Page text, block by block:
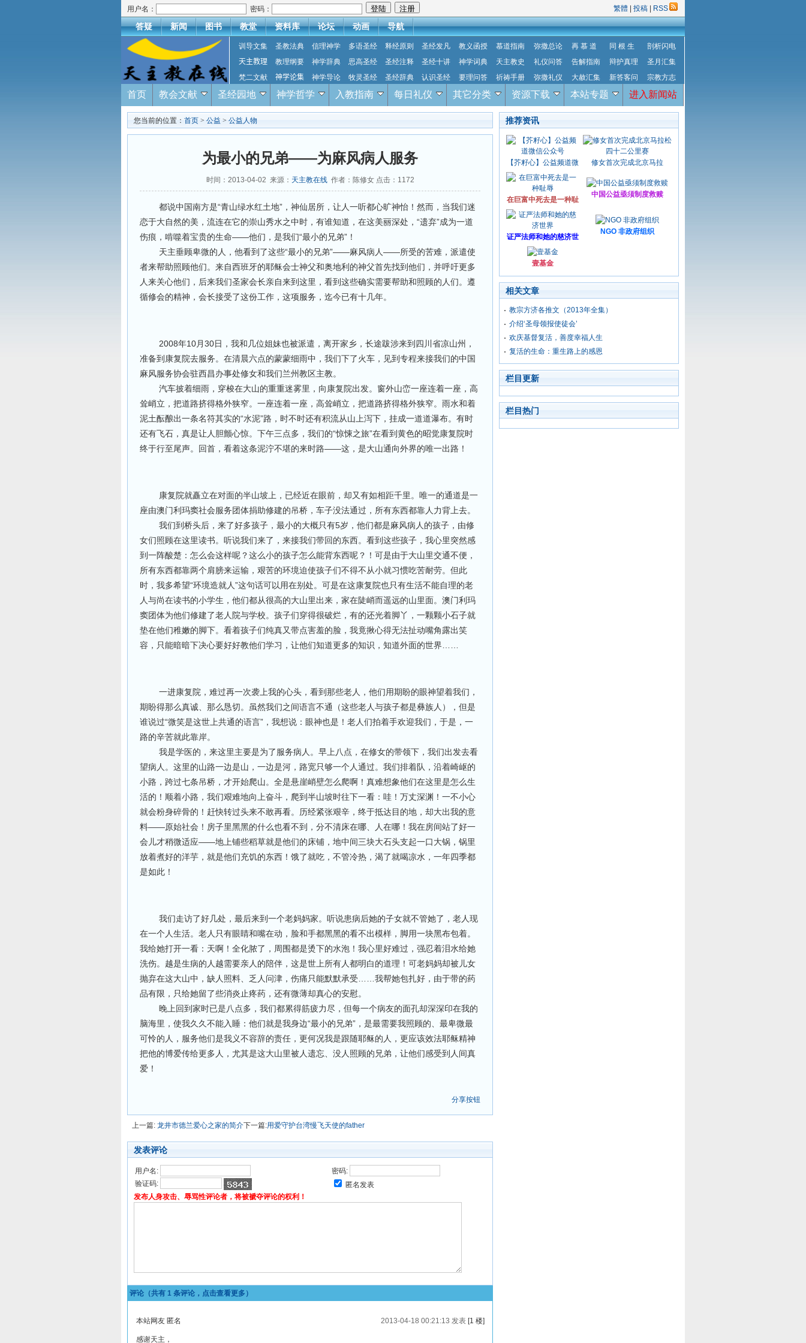
用户名： 密码： 繁體 投稿 RSS
答疑 新闻 图书 教堂 资料库 论坛 动画 导航
训导文集 圣教法典 信理神学 多语圣经 释经原则 圣经发凡 教义函授 慕道指南 弥撒总论 再 慕 道 同 根 生
剖析闪电
天主教理
教理纲要 神学辞典 思高圣经 圣经注释 圣经十讲 神学词典 天主教史 礼仪问答 告解指南 辩护真理
圣月汇集
梵二文献
神学论集 神学导论 牧灵圣经 圣经辞典 认识圣经 要理问答 祈祷手册 弥撒礼仪 大赦汇集 新答客问 宗教方志
首页 教会文献 圣经园地 神学哲学 入教指南 每日礼仪 其它分类 资源下载 本站专题 进入新闻站
您当前的位置： 首页 > 公益 > 公益人物
为最小的兄弟——为麻风病人服务
时间：2013-04-02 来源： 天主教在线作者：陈修女 点击： 1172
都说中国南方是“青山绿水红土地”，神仙居所，让人一听都心旷神怡！然而，当我们迷
恋于大自然的美，流连在它的崇山秀水之中时，有谁知道，在这美丽深处，“遗弃”成为一道
伤痕，啃噬着宝贵的生命——他们，是我们“最小的兄弟”！
天主垂顾卑微的人，他看到了这些“最小的兄弟”——麻风病人——所受的苦难，派遣使
者来帮助照顾他们。来自西班牙的耶稣会士神父和奥地利的神父首先找到他们，并呼吁更多
人来关心他们，后来我们圣家会长亲自来到这里，看到这些确实需要帮助和照顾的人们。遵
循修会的精神，会长接受了这份工作，这项服务，迄今已有十几年。
2008年10月30日，我和几位姐妹也被派遣，离开家乡，长途跋涉来到四川省凉山州，
准备到康复院去服务。在清晨六点的蒙蒙细雨中，我们下了火车，见到专程来接我们的中国
麻风服务协会驻西昌办事处修女和我们兰州教区主教。
汽车披着细雨，穿梭在大山的重重迷雾里，向康复院出发。窗外山峦一座连着一座，高
耸峭立，把道路挤得格外狭窄。一座连着一座，高耸峭立，把道路挤得格外狭窄。雨水和着
泥土酝酿出一条名符其实的“水泥”路，时不时还有积流从山上泻下，挂成一道道瀑布。有时
还有飞石，真是让人胆颤心惊。下午三点多，我们的“惊悚之旅”在看到黄色的昭觉康复院时
终于行至尾声。回首，看着这条泥泞不堪的来时路——这，是大山通向外界的唯一出路！
康复院就矗立在对面的半山坡上，已经近在眼前，却又有如相距千里。唯一的通道是一
座由澳门利玛窦社会服务团体捐助修建的吊桥，车子没法通过，所有东西都靠人力背上去。
我们到桥头后，来了好多孩子，最小的大概只有5岁，他们都是麻风病人的孩子，由修
女们照顾在这里读书。听说我们来了，来接我们带回的东西。看到这些孩子，我心里突然感
到一阵酸楚：怎么会这样呢？这么小的孩子怎么能背东西呢？！可是由于大山里交通不便，
所有东西都靠两个肩膀来运输，艰苦的环境迫使孩子们不得不从小就习惯吃苦耐劳。但此
时，我多希望“环境造就人”这句话可以用在别处。可是在这康复院也只有生活不能自理的老
人与尚在读书的小学生，他们都从很高的大山里出来，家在陡峭而遥远的山里面。澳门利玛
窦团体为他们修建了老人院与学校。孩子们穿得很破烂，有的还光着脚丫，一颗颗小石子就
垫在他们稚嫩的脚下。看着孩子们纯真又带点害羞的脸，我竟揪心得无法扯动嘴角露出笑
容，只能暗暗下决心要好好教他们学习，让他们知道更多的知识，知道外面的世界……
一进康复院，难过再一次袭上我的心头，看到那些老人，他们用期盼的眼神望着我们，
期盼得那么真诚、那么恳切。虽然我们之间语言不通（这些老人与孩子都是彝族人），但是
谁说过“微笑是这世上共通的语言”，我想说：眼神也是！老人们拍着手欢迎我们，于是，一
路的辛苦就此靠岸。
我是学医的，来这里主要是为了服务病人。早上八点，在修女的带领下，我们出发去看
望病人。这里的山路一边是山，一边是河，路宽只够一个人通过。我们排着队，沿着崎岖的
小路，跨过七条吊桥，才开始爬山。全是悬崖峭壁怎么爬啊！真难想象他们在这里是怎么生
活的！顺着小路，我们艰难地向上奋斗，爬到半山坡时往下一看：哇！万丈深渊！一不小心
就会粉身碎骨的！赶快转过头来不敢再看。历经紧张艰辛，终于抵达目的地，却大出我的意
料——原始社会！房子里黑黑的什么也看不到，分不清床在哪、人在哪！我在房间站了好一
会儿才稍微适应——地上铺些稻草就是他们的床铺，地中间三块大石头支起一口大锅，锅里
放着煮好的洋芋，就是他们充饥的东西！饿了就吃，不管冷热，渴了就喝凉水，一年四季都
是如此！
我们走访了好几处，最后来到一个老妈妈家。听说患病后她的子女就不管她了，老人现
在一个人生活。老人只有眼睛和嘴在动，脸和手都黑黑的看不出模样，脚用一块黑布包着。
我给她打开一看：天啊！全化脓了，周围都是烫下的水泡！我心里好难过，强忍着泪水给她
洗伤。越是生病的人越需要亲人的陪伴，这是世上所有人都明白的道理！可老妈妈却被儿女
抛弃在这大山中，缺人照料、乏人问津，伤痛只能默默承受……我帮她包扎好，由于带的药
品有限，只给她留了些消炎止疼药，还有微薄却真心的安慰。
晚上回到家时已是八点多，我们都累得筋疲力尽，但每一个病友的面孔却深深印在我的
脑海里，使我久久不能入睡：他们就是我身边“最小的兄弟”，是最需要我照顾的、最卑微最
可怜的人，服务他们是我义不容辞的责任，更何况我是跟随耶稣的人，更应该效法耶稣精神
把他的博爱传给更多人，尤其是这大山里被人遗忘、没人照顾的兄弟，让他们感受到人间真
爱！
分享按钮
上一篇: 龙井市德兰爱心之家的简介下一篇:用爱守护台湾慢飞天使的father
发表评论
用户名:
密码:
验证码:
匿名发表
发布人身攻击、辱骂性评论者，将被褫夺评论的权利！
评论（共有 1 条评论，点击查看更多）
本站网友 匿名 2013-04-18 00:21:13 发表[1 楼]
感谢天主，
推荐资讯
【芥籽心】公益频道微 修女首次完成北京马拉
在巨富中死去是一种耻
中国公益亟须制度救赎
证严法师和她的慈济世
NGO 非政府组织
壹基金
相关文章
教宗方济各推文（2013年全集）
介绍‘圣母领报使徒会’
欢庆基督复活，善度幸福人生
复活的生命：重生路上的感恩
栏目更新
栏目热门